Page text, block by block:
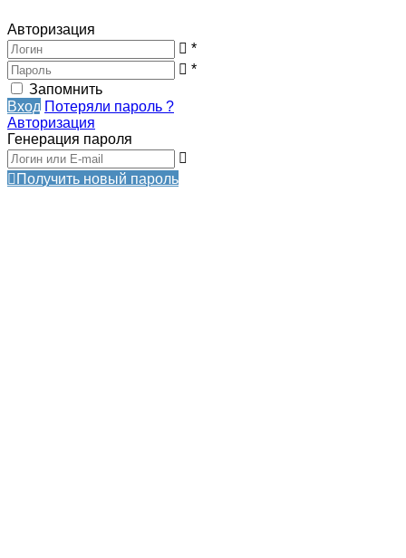
Авторизация
*
*
Запомнить
Вход Потеряли пароль ?
Авторизация
Генерация пароля
Получить новый пароль